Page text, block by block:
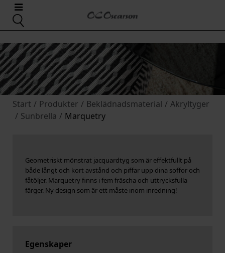
Start / Produkter / Beklädnadsmaterial / Akryltyger
/ Sunbrella / Marquetry
Geometriskt mönstrat jacquardtyg som är effektfullt på
både långt och kort avstånd och piffar upp dina soffor och
fåtöljer. Marquetry finns i fem fräscha och uttrycksfulla
färger. Ny design som är ett måste inom inredning!
Egenskaper